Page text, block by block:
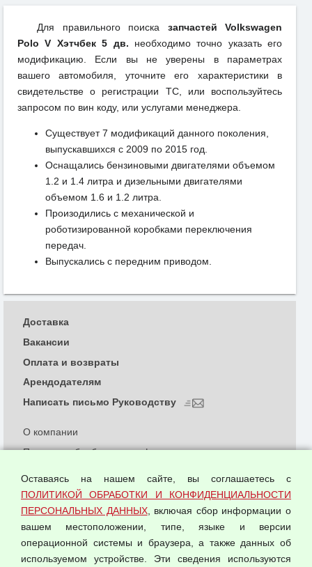
Для правильного поиска запчастей Volkswagen
Polo V Хэтчбек 5 дв. необходимо точно указать его
модификацию. Если вы не уверены в параметрах
вашего автомобиля, уточните его характеристики в
свидетельстве о регистрации ТС, или воспользуйтесь
запросом по вин коду, или услугами менеджера.
Существует 7 модификаций данного поколения,
выпускавшихся с 2009 по 2015 год.
Оснащались бензиновыми двигателями объемом
1.2 и 1.4 литра и дизельными двигателями
объемом 1.6 и 1.2 литра.
Произодились с механической и
роботизированной коробками переключения
передач.
Выпускались с передним приводом.
О компании
Политика обработки и конфиденциальности
Согласием на обработку персональных данных
Оферта оптовой купли-продажи
Публичная оферта
Доставка
Вакансии
Оплата и возвраты
Арендодателям
Написать письмо Руководству
Оставаясь на нашем сайте, вы соглашаетесь с
ПОЛИТИКОЙ ОБРАБОТКИ И КОНФИДЕНЦИАЛЬНОСТИ
ПЕРСОНАЛЬНЫХ ДАННЫХ, включая сбор информации о
вашем местоположении, типе, языке и версии
операционной системы и браузера, а также данных об
используемом устройстве. Эти сведения используются